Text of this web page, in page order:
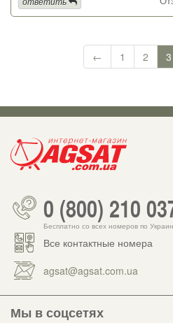
← 1 2 3
0 (800) 210
Бесплатно со всех номеров по
Все контактные номера
agsat@agsat.com.ua
Мы в соцсетях